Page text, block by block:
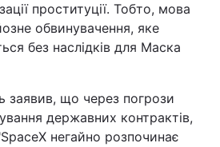
проституції. Тобто, мова
обвинувачення, яке
без наслідків для Маска
заявив, що через погрози
державних контрактів,
негайно розпочинає